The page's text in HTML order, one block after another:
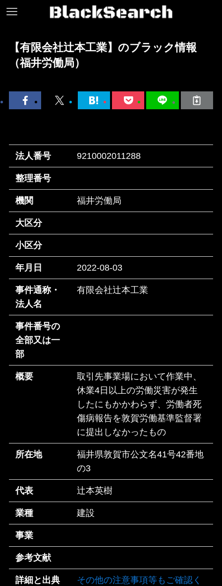
【有限会社辻本工業】のブラック情報
（福井労働局）
法人番号 9210002011288
整理番号
機関 福井労働局
大区分
小区分
年月日 2022-08-03
事件通称・
法人名
有限会社辻本工業
事件番号の
全部又は一
部
概要
取引先事業場において作業中、
休業4日以上の労働災害が発生
したにもかかわらず、労働者死
傷病報告を敦賀労働基準監督署
に提出しなかったもの
所在地
福井県敦賀市公文名41号42番地
の3
代表 辻本英樹
業種 建設
事業
参考文献
詳細と出典
その他の注意事項等もご確認く